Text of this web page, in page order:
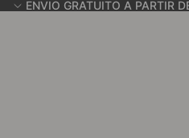
ENVIO GRATUITO A PARTIR